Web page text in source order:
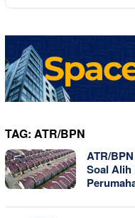
TAG: ATR/BPN
ATR/
Soal Alih